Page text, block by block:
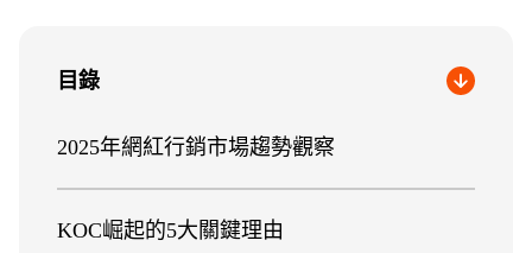
目錄
2025年網紅行銷市場趨勢觀察
KOC崛起的5大關鍵理由